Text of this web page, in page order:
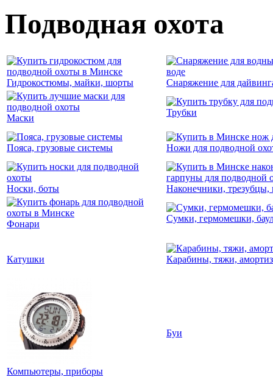
Подводная охота
Гидрокостюмы, майки, шорты Снаряжение для
Маски
Трубки
Пояса, грузовые системы Ножи для подводной
Носки, боты Наконечники, трезубцы,
Фонари
Сумки, гермомешки,
Катушки Карабины, тяжи,
Компьютеры, приборы
Буи